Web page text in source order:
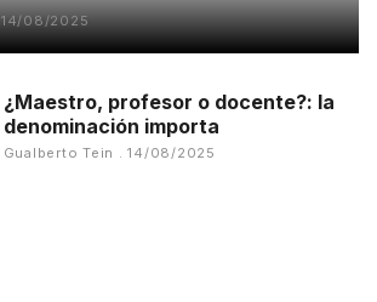
14/08/2025
¿Maestro, profesor o docente?: la
denominación importa
Gualberto Tein 14/08/2025